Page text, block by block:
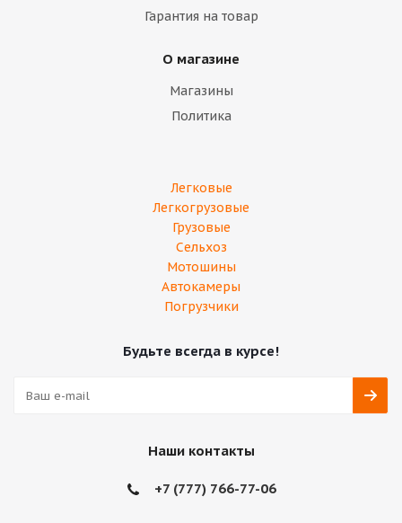
Гарантия на товар
О магазине
Магазины
Политика
Легковые
Легкогрузовые
Грузовые
Сельхоз
Мотошины
Автокамеры
Погрузчики
Будьте всегда в курсе!
Наши контакты
+7 (777) 766-77-06